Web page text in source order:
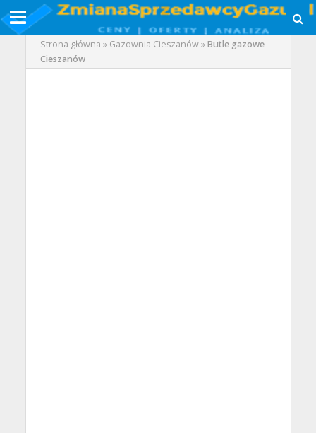
Strona główna » Gazownia Cieszanów»Butle gazowe
Cieszanów